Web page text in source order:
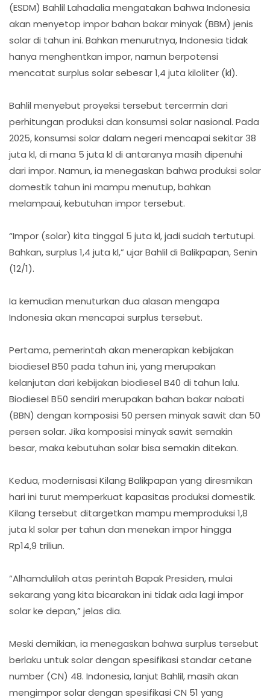
(ESDM) Bahlil Lahadalia mengatakan bahwa Indonesia
akan menyetop impor bahan bakar minyak (BBM) jenis
solar di tahun ini. Bahkan menurutnya, Indonesia tidak
hanya menghentkan impor, namun berpotensi
mencatat surplus solar sebesar 1,4 juta kiloliter (kl).
Bahlil menyebut proyeksi tersebut tercermin dari
perhitungan produksi dan konsumsi solar nasional. Pada
2025, konsumsi solar dalam negeri mencapai sekitar 38
juta kl, di mana 5 juta kl di antaranya masih dipenuhi
dari impor. Namun, ia menegaskan bahwa produksi solar
domestik tahun ini mampu menutup, bahkan
melampaui, kebutuhan impor tersebut.
“Impor (solar) kita tinggal 5 juta kl, jadi sudah tertutupi.
Bahkan, surplus 1,4 juta kl,” ujar Bahlil di Balikpapan, Senin
(12/1).
Ia kemudian menuturkan dua alasan mengapa
Indonesia akan mencapai surplus tersebut.
Pertama, pemerintah akan menerapkan kebijakan
biodiesel B50 pada tahun ini, yang merupakan
kelanjutan dari kebijakan biodiesel B40 di tahun lalu.
Biodiesel B50 sendiri merupakan bahan bakar nabati
(BBN) dengan komposisi 50 persen minyak sawit dan 50
persen solar. Jika komposisi minyak sawit semakin
besar, maka kebutuhan solar bisa semakin ditekan.
Kedua, modernisasi Kilang Balikpapan yang diresmikan
hari ini turut memperkuat kapasitas produksi domestik.
Kilang tersebut ditargetkan mampu memproduksi 1,8
juta kl solar per tahun dan menekan impor hingga
Rp14,9 triliun.
“Alhamdulilah atas perintah Bapak Presiden, mulai
sekarang yang kita bicarakan ini tidak ada lagi impor
solar ke depan,” jelas dia.
Meski demikian, ia menegaskan bahwa surplus tersebut
berlaku untuk solar dengan spesifikasi standar cetane
number (CN) 48. Indonesia, lanjut Bahlil, masih akan
mengimpor solar dengan spesifikasi CN 51 yang